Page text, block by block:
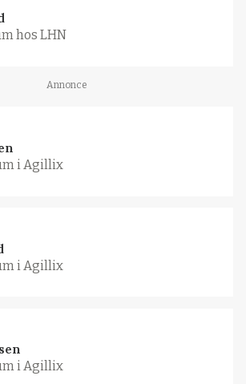
hos LHN
Annonce
i Agillix
i Agillix
i Agillix